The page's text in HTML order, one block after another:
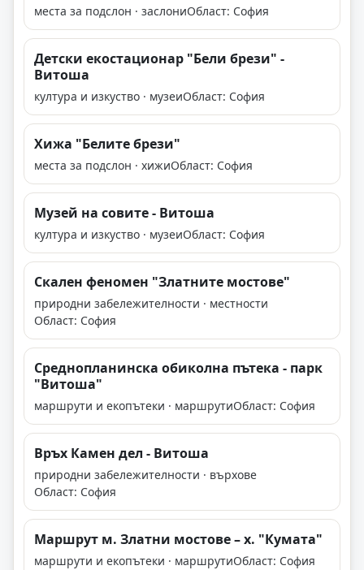
места за подслон · заслониОбласт: София
Детски екостационар "Бели брези" -
Витоша
култура и изкуство · музеиОбласт: София
Хижа "Белите брези"
места за подслон · хижиОбласт: София
Музей на совите - Витоша
култура и изкуство · музеиОбласт: София
Скален феномен "Златните мостове"
природни забележителности · местности
Област: София
Среднопланинска обиколна пътека - парк
"Витоша"
маршрути и екопътеки · маршрутиОбласт: София
Връх Камен дел - Витоша
природни забележителности · върхове
Област: София
Маршрут м. Златни мостове – х. "Кумата"
маршрути и екопътеки · маршрутиОбласт: София